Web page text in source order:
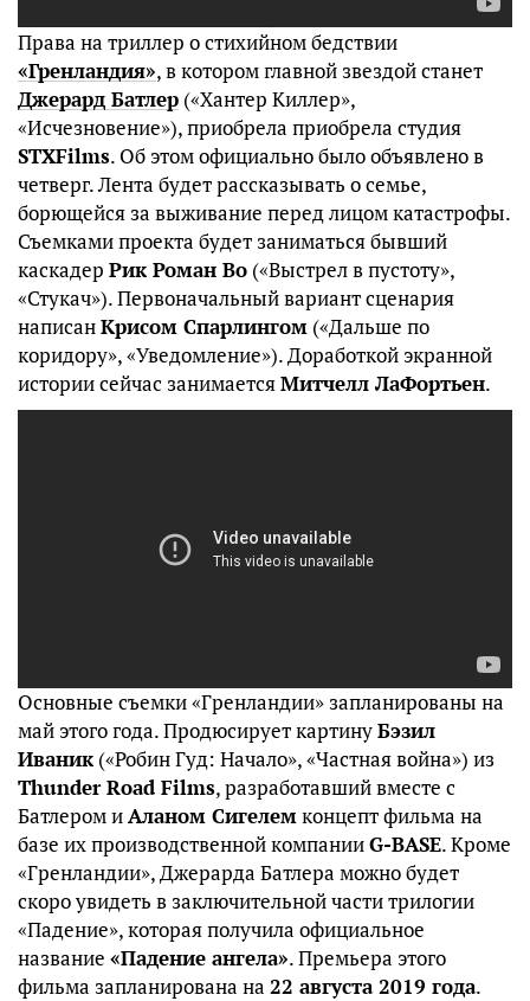
Права на триллер о стихийном бедствии
«Гренландия», в котором главной звездой станет
Джерард Батлер («Хантер Киллер»,
«Исчезновение»), приобрела приобрела студия
STXFilms. Об этом официально было объявлено в
четверг. Лента будет рассказывать о семье,
борющейся за выживание перед лицом катастрофы.
Съемками проекта будет заниматься бывший
каскадер Рик Роман Во («Выстрел в пустоту»,
«Стукач»). Первоначальный вариант сценария
написанКрисом Спарлингом («Дальше по
коридору», «Уведомление»). Доработкой экранной
истории сейчас занимаетсяМитчелл ЛаФортьен.
Основные съемки «Гренландии» запланированы на
май этого года. Продюсирует картинуБэзил
Иваник(«Робин Гуд: Начало», «Частная война») из
Thunder Road Films, разработавший вместе с
Батлером иАланом Сигелемконцепт фильма на
базе их производственной компанииG-BASE. Кроме
«Гренландии», Джерарда Батлера можно будет
скоро увидеть в заключительной части трилогии
«Падение», которая получила официальное
название «Падение ангела». Премьера этого
фильма запланирована на 22 августа 2019 года.